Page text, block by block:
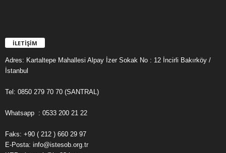
İLETİŞİM
Adres: Kartaltepe Mahallesi Alpay İzer Sokak No : 12 İncirli Bakırköy /
İstanbul
Tel: 0850 279 70 70 (SANTRAL)
Whatsapp : 0533 200 21 22
Faks: +90 ( 212 ) 660 29 97
E-Posta: info@istesob.org.tr